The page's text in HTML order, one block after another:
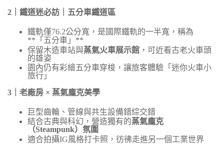
2 ｜鐵道迷必訪｜五分車鐵道區
鐵軌僅76.2公分寬，是國際鐵軌的一半寬，稱為
** 「五分車」 **
保留木造車站與蒸氣火車展示館 ，可近看古老火車頭
的雄姿
園內仍有彩繪五分車穿梭，讓旅客體驗「迷你火車小
旅行」
3 ｜老廠房 × 蒸氣龐克美學
巨型齒輪、管線與共生設備錯綜交錯
結合古典與科幻，營造獨有的蒸氣龐克
（Steampunk）氛圍
適合拍攝IG風格打卡照，彷彿走進另一個工業世界